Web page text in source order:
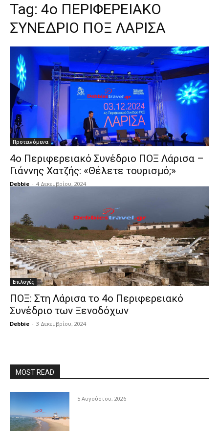
Tag: 4ο ΠΕΡΙΦΕΡΕΙΑΚΟ
ΣΥΝΕΔΡΙΟ ΠΟΞ ΛΑΡΙΣΑ
Προτεινόμενα
4ο Περιφερειακό Συνέδριο ΠΟΞ Λάρισα –
Γιάννης Χατζής: «Θέλετε τουρισμό;»
Debbie - 4 Δεκεμβρίου, 2024
Επιλογές
ΠΟΞ: Στη Λάρισα το 4ο Περιφερειακό
Συνέδριο των Ξενοδόχων
Debbie - 3 Δεκεμβρίου, 2024
MOST READ
5 Αυγούστου, 2026